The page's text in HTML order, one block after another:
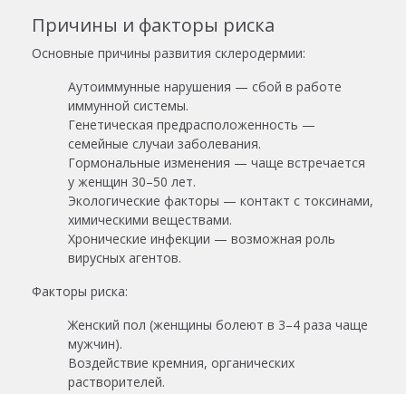
Причины и факторы риска
Основные причины развития склеродермии:
Аутоиммунные нарушения — сбой в работе
иммунной системы.
Генетическая предрасположенность —
семейные случаи заболевания.
Гормональные изменения — чаще встречается
у женщин 30–50 лет.
Экологические факторы — контакт с токсинами,
химическими веществами.
Хронические инфекции — возможная роль
вирусных агентов.
Факторы риска:
Женский пол (женщины болеют в 3–4 раза чаще
мужчин).
Воздействие кремния, органических
растворителей.